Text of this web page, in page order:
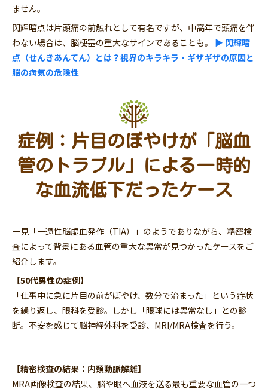
ません。
閃輝暗点は片頭痛の前触れとして有名ですが、中高年で頭痛を伴
わない場合は、脳梗塞の重大なサインであることも。 ▶ 閃輝暗
点（せんきあんてん）とは？視界のキラキラ・ギザギザの原因と
脳の病気の危険性
症例：片目のぼやけが「脳血
管のトラブル」による一時的
な血流低下だったケース
一見「一過性脳虚血発作（TIA）」のようでありながら、精密検
査によって背景にある血管の重大な異常が見つかったケースをご
紹介します。
【50代男性の症例】
「仕事中に急に片目の前がぼやけ、数分で治まった」という症状
を繰り返し、眼科を受診。しかし「眼球には異常なし」との診
断。不安を感じて脳神経外科を受診、MRI/MRA検査を行う。
【精密検査の結果：内頚動脈解離】
MRA画像検査の結果、脳や眼へ血液を送る最も重要な血管の一つ